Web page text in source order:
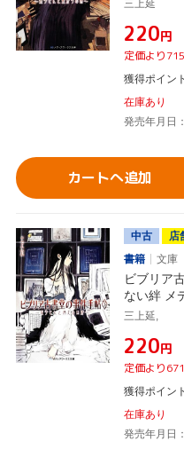
三上延
¥220円
定価より
獲得ポイン
在庫あり
発売年月日
カートへ追加
中古
店
書籍
文庫
ビブリア
ない絆 メ
三上延,
¥220円
定価より
獲得ポイン
在庫あり
発売年月日